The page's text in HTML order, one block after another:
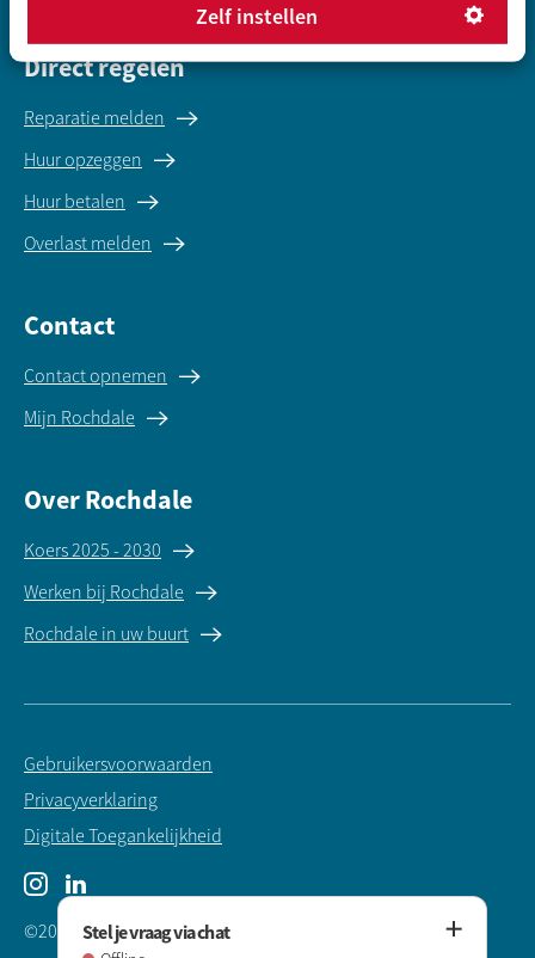
Zelf instellen
Direct regelen
Reparatie melden
Huur opzeggen
Huur betalen
Overlast melden
Contact
Contact opnemen
Mijn Rochdale
Over Rochdale
Koers 2025 - 2030
Werken bij Rochdale
Rochdale in uw buurt
©2025 Rochdale Woningstichting
Gebruikersvoorwaarden
Privacyverklaring
Digitale Toegankelijkheid
InstagramLinkedIn
Stel je vraag via chat